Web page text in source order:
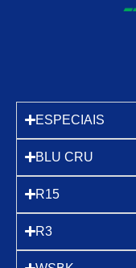
ESPECIAIS
BLU CRU
R15
R3